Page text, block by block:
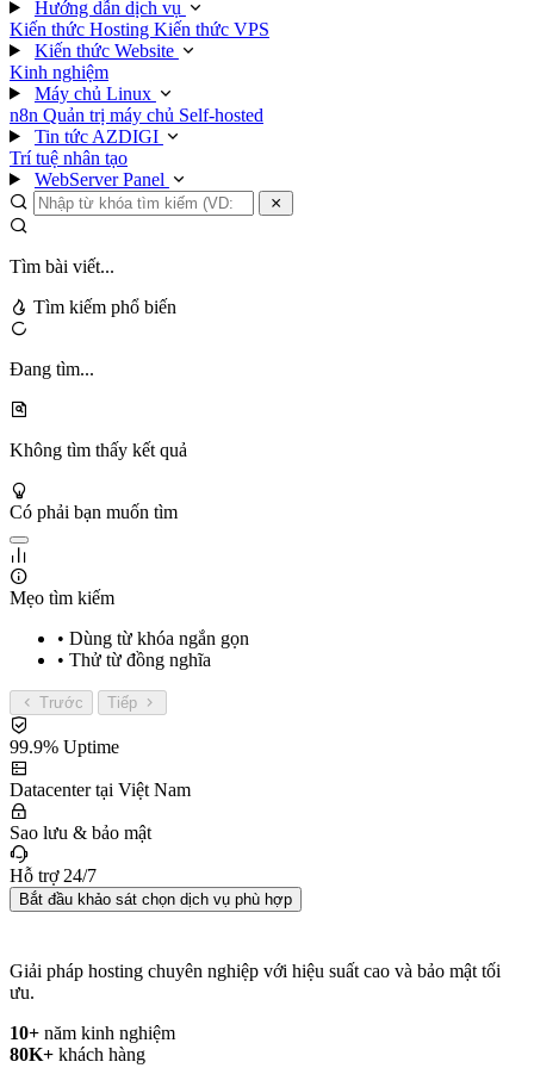
Hướng dẫn dịch vụ
Kiến thức Hosting Kiến thức VPS
Kiến thức Website
Kinh nghiệm
Máy chủ Linux
n8n Quản trị máy chủ Self-hosted
Tin tức AZDIGI
Trí tuệ nhân tạo
WebServer Panel
Tìm bài viết...
Tìm kiếm phổ biến
Đang tìm...
Không tìm thấy kết quả
Có phải bạn muốn tìm
Mẹo tìm kiếm
• Dùng từ khóa ngắn gọn
• Thử từ đồng nghĩa
Trước Tiếp
99.9% Uptime
Datacenter tại Việt Nam
Sao lưu & bảo mật
Hỗ trợ 24/7
Bắt đầu khảo sát chọn dịch vụ phù hợp
Giải pháp hosting chuyên nghiệp với hiệu suất cao và bảo mật tối
ưu.
10+ năm kinh nghiệm
80K+ khách hàng